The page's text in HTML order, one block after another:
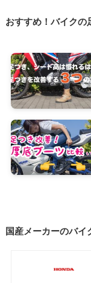
おすすめ！バイクの
国産メーカーのバイ